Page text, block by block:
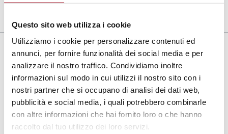
Questo sito web utilizza i cookie
Utilizziamo i cookie per personalizzare contenuti ed
annunci, per fornire funzionalità dei social media e per
analizzare il nostro traffico. Condividiamo inoltre
informazioni sul modo in cui utilizzi il nostro sito con i
nostri partner che si occupano di analisi dei dati web,
pubblicità e social media, i quali potrebbero combinarle
con altre informazioni che hai fornito loro o che hanno
raccolto dal tuo utilizzo dei loro servizi.
Collegamenti
EMUNI, informazioni sul corso e modulo
di iscrizione online
EMUNI, informazioni sul corso e modulo
di iscrizione online